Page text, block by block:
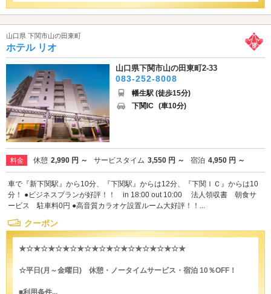
山口県 下関市山の田東町
ホテル リオ
山口県下関市山の田東町2-33
083-252-8008
幡生駅 (徒歩15分)
下関IC (車10分)
料金 休憩 2,990 円 ～ サービスタイム 3,550 円 ～ 宿泊 4,950 円 ～
車で『新下関駅』から10分、『下関駅』からは12分、『下関ＩＣ』からは10
分！ ●ビジネスプランが好評！！ in 18:00 out 10:00 法人領収書 朝食サ
ービス 駐車料0円 ●高音質カラオケ設置ルーム大好評！！...
クーポン
★☆★☆★☆★☆★☆★☆★☆★☆★☆★☆★☆★
☆平日(月～金曜日) 休憩・ノータイムサービス・宿泊 10％OFF！
■利用条件...